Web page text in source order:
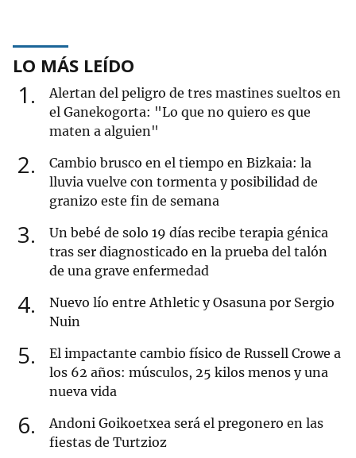
LO MÁS LEÍDO
1
Alertan del peligro de tres mastines sueltos en
el Ganekogorta: "Lo que no quiero es que
maten a alguien"
2
Cambio brusco en el tiempo en Bizkaia: la
lluvia vuelve con tormenta y posibilidad de
granizo este fin de semana
3
Un bebé de solo 19 días recibe terapia génica
tras ser diagnosticado en la prueba del talón
de una grave enfermedad
4
Nuevo lío entre Athletic y Osasuna por Sergio
Nuin
5
El impactante cambio físico de Russell Crowe a
los 62 años: músculos, 25 kilos menos y una
nueva vida
6
Andoni Goikoetxea será el pregonero en las
fiestas de Turtzioz